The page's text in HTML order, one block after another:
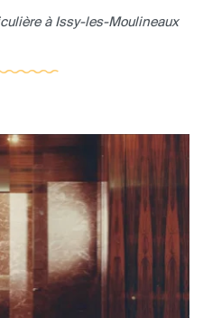
à Issy-les-Moulineaux